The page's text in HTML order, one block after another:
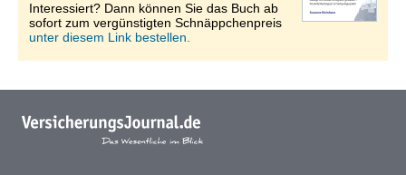
Interessiert? Dann können Sie das Buch ab
sofort zum vergünstigten Schnäppchenpreis
unter diesem Link bestellen.